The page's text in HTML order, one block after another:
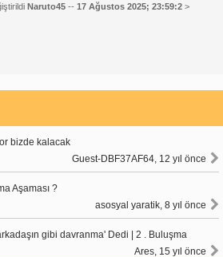
Naruto45 -- 17 Ağustos 2025; 23:59:2 >
bizde kalacak
Guest-DBF37AF64, 12 yıl önce
Aşaması ?
asosyal yaratik, 8 yıl önce
gibi davranma' Dedi | 2 . Buluşma
Ares, 15 yıl önce